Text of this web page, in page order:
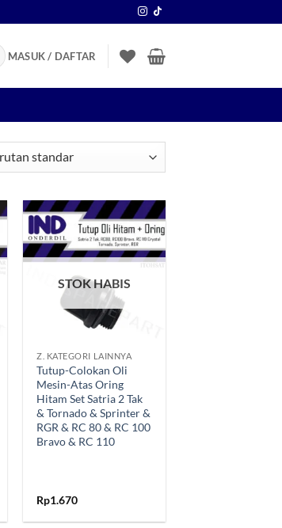
MASUK / DAFTAR
Tambahkan
ke Wishlist
STOK HABIS
Z. KATEGORI LAINNYA
Tutup-Colokan Oli
Mesin-Atas Oring
Hitam Set Satria 2 Tak
& Tornado & Sprinter &
RGR & RC 80 & RC 100
Bravo & RC 110
Rp1.670